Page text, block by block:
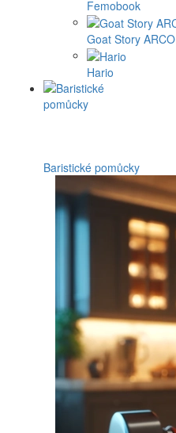
Femobook
Goat Story ARCO
Hario
Baristické pomůcky